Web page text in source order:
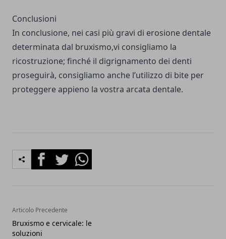
Conclusioni
In conclusione, nei casi più gravi di erosione dentale
determinata dal bruxismo,vi consigliamo la
ricostruzione; finché il digrignamento dei denti
proseguirà, consigliamo anche l’utilizzo di bite per
proteggere appieno la vostra arcata dentale.
FacebookTwitterWhatsapp
Articolo Precedente
Bruxismo e cervicale: le
soluzioni